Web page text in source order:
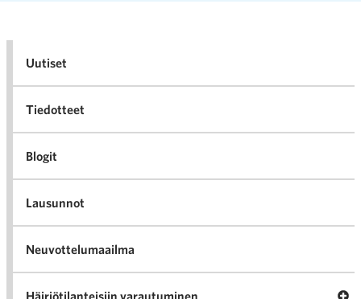
Uutiset
Tiedotteet
Blogit
Lausunnot
Neuvottelumaailma
Häiriötilanteisiin varautuminen